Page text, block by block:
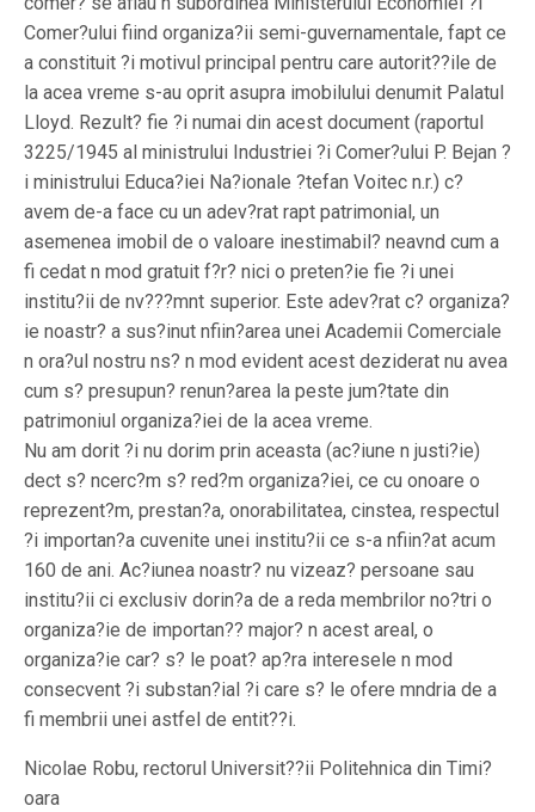
Comer?ului fiind organiza?ii semi-guvernamentale, fapt ce
a constituit ?i motivul principal pentru care autorit??ile de
la acea vreme s-au oprit asupra imobilului denumit Palatul
Lloyd. Rezult? fie ?i numai din acest document (raportul
3225/1945 al ministrului Industriei ?i Comer?ului P. Bejan ?
i ministrului Educa?iei Na?ionale ?tefan Voitec n.r.) c?
avem de-a face cu un adev?rat rapt patrimonial, un
asemenea imobil de o valoare inestimabil? neavnd cum a
fi cedat n mod gratuit f?r? nici o preten?ie fie ?i unei
institu?ii de nv???mnt superior. Este adev?rat c? organiza?
ie noastr? a sus?inut nfiin?area unei Academii Comerciale
n ora?ul nostru ns? n mod evident acest deziderat nu avea
cum s? presupun? renun?area la peste jum?tate din
patrimoniul organiza?iei de la acea vreme.
Nu am dorit ?i nu dorim prin aceasta (ac?iune n justi?ie)
dect s? ncerc?m s? red?m organiza?iei, ce cu onoare o
reprezent?m, prestan?a, onorabilitatea, cinstea, respectul
?i importan?a cuvenite unei institu?ii ce s-a nfiin?at acum
160 de ani. Ac?iunea noastr? nu vizeaz? persoane sau
institu?ii ci exclusiv dorin?a de a reda membrilor no?tri o
organiza?ie de importan?? major? n acest areal, o
organiza?ie car? s? le poat? ap?ra interesele n mod
consecvent ?i substan?ial ?i care s? le ofere mndria de a
fi membrii unei astfel de entit??i.
Nicolae Robu, rectorul Universit??ii Politehnica din Timi?
oara